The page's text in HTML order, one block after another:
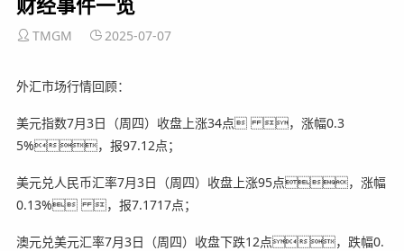
TMGM 2025-07-07
外汇市场行情回顾：
美元指数7月3日（周四）收盘上涨34点 ，涨幅0.3
5%，报97.12点；
美元兑人民币汇率7月3日（周四）收盘上涨95点，涨幅
0.13% ，报7.1717点；
澳元兑美元汇率7月3日（周四）收盘下跌12点，跌幅0.